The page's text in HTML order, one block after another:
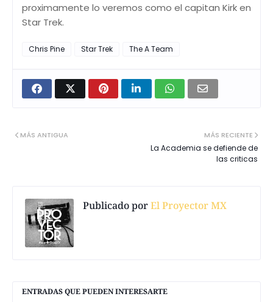
proximamente lo veremos como el capitan Kirk en
Star Trek.
Chris Pine Star Trek The A Team
MÁS RECIENTE
La Academia se defiende de
las criticas
MÁS ANTIGUA
Publicado porEl Proyector MX
ENTRADAS QUE PUEDEN INTERESARTE